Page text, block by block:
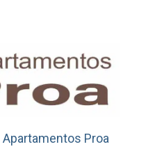
Apartamentos Proa